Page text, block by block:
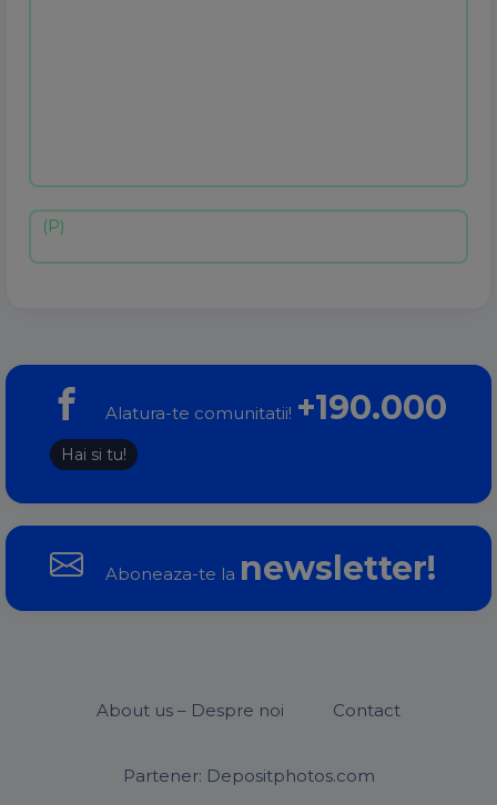
Alatura-te comunitatii! +190.000
Hai si tu!
Aboneaza-te la newsletter!
About us – Despre noi Contact
Partener: Depositphotos.com